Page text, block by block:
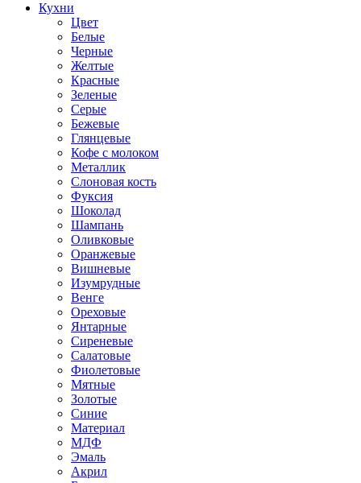
Кухни
Цвет
Белые
Черные
Желтые
Красные
Зеленые
Серые
Бежевые
Глянцевые
Кофе с молоком
Металлик
Слоновая кость
Фуксия
Шоколад
Шампань
Оливковые
Оранжевые
Вишневые
Изумрудные
Венге
Ореховые
Янтарные
Сиреневые
Салатовые
Фиолетовые
Мятные
Золотые
Синие
Материал
МДФ
Эмаль
Акрил